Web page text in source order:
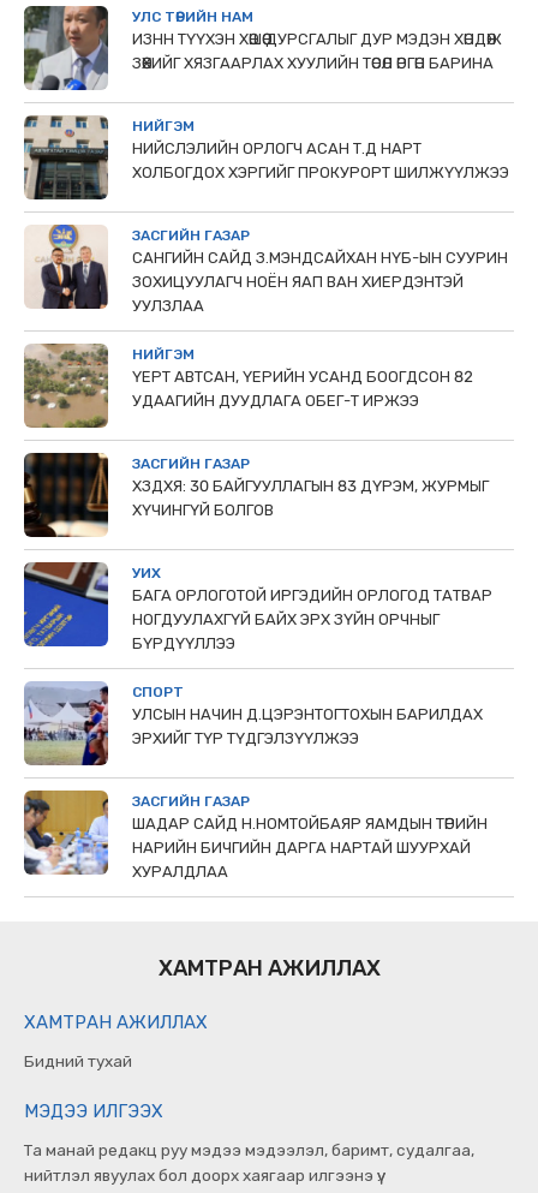
УЛС ТӨРИЙН НАМ
ИЗНН ТҮҮХЭН ХӨШӨӨ ДУРСГАЛЫГ ДУР МЭДЭН ХӨНДӨЖ
ЗӨӨХИЙГ ХЯЗГААРЛАХ ХУУЛИЙН ТӨСӨЛ ӨРГӨН БАРИНА
НИЙГЭМ
НИЙСЛЭЛИЙН ОРЛОГЧ АСАН Т.Д НАРТ
ХОЛБОГДОХ ХЭРГИЙГ ПРОКУРОРТ ШИЛЖҮҮЛЖЭЭ
ЗАСГИЙН ГАЗАР
САНГИЙН САЙД З.МЭНДСАЙХАН НҮБ-ЫН СУУРИН
ЗОХИЦУУЛАГЧ НОЁН ЯАП ВАН ХИЕРДЭНТЭЙ
УУЛЗЛАА
НИЙГЭМ
ҮЕРТ АВТСАН, ҮЕРИЙН УСАНД БООГДСОН 82
УДААГИЙН ДУУДЛАГА ОБЕГ-Т ИРЖЭЭ
ЗАСГИЙН ГАЗАР
ХЗДХЯ: 30 БАЙГУУЛЛАГЫН 83 ДҮРЭМ, ЖУРМЫГ
ХҮЧИНГҮЙ БОЛГОВ
УИХ
БАГА ОРЛОГОТОЙ ИРГЭДИЙН ОРЛОГОД ТАТВАР
НОГДУУЛАХГҮЙ БАЙХ ЭРХ ЗҮЙН ОРЧНЫГ
БҮРДҮҮЛЛЭЭ
СПОРТ
УЛСЫН НАЧИН Д.ЦЭРЭНТОГТОХЫН БАРИЛДАХ
ЭРХИЙГ ТҮР ТҮДГЭЛЗҮҮЛЖЭЭ
ЗАСГИЙН ГАЗАР
ШАДАР САЙД Н.НОМТОЙБАЯР ЯАМДЫН ТӨРИЙН
НАРИЙН БИЧГИЙН ДАРГА НАРТАЙ ШУУРХАЙ
ХУРАЛДЛАА
ХАМТРАН АЖИЛЛАХ
ХАМТРАН АЖИЛЛАХ
Бидний тухай
МЭДЭЭ ИЛГЭЭХ
Та манай редакц руу мэдээ мэдээлэл, баримт, судалгаа,
нийтлэл явуулах бол доорх хаягаар илгээнэ үү.